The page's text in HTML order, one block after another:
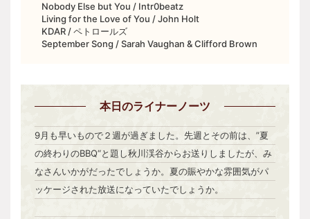
Nobody Else but You / Intr0beatz
Living for the Love of You / John Holt
KDAR / ペトロールズ
September Song / Sarah Vaughan & Clifford Brown
本日のライナーノーツ
9月も早いもので２週が過ぎました。先週とその前は、”夏
の終わりのBBQ“と題し秋川渓谷からお送りしましたが、み
なさんいかがだったでしょうか。夏の賑やかな雰囲気がパ
ッケージされた放送になっていたでしょうか。